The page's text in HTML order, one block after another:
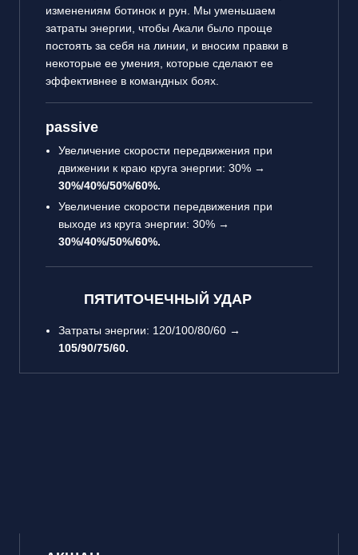
изменениям ботинок и рун. Мы уменьшаем
затраты энергии, чтобы Акали было проще
постоять за себя на линии, и вносим правки в
некоторые ее умения, которые сделают ее
эффективнее в командных боях.
passive
Увеличение скорости передвижения при
движении к краю круга энергии: 30% →
30%/40%/50%/60%.
Увеличение скорости передвижения при
выходе из круга энергии: 30% →
30%/40%/50%/60%.
ПЯТИТОЧЕЧНЫЙ УДАР
Затраты энергии: 120/100/80/60 →
105/90/75/60.